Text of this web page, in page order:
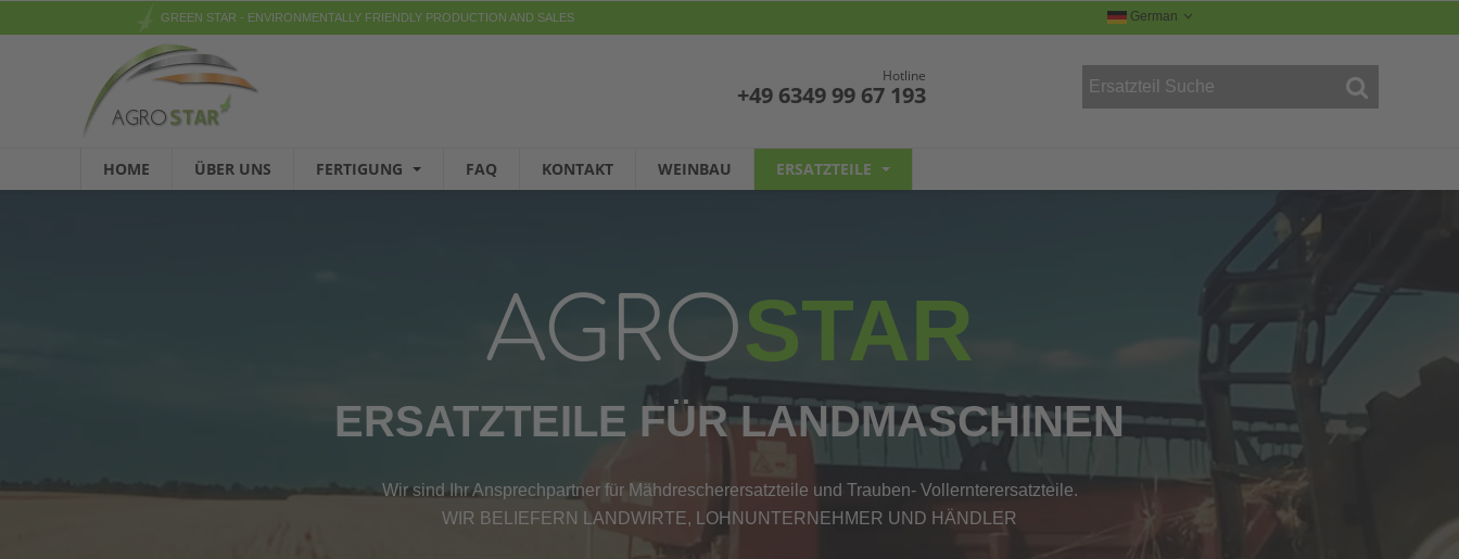
GREEN STAR - ENVIRONMENTALLY FRIENDLY PRODUCTION AND SALES German
Hotline
+49 6349 99 67 193
HOME ÜBER UNS FERTIGUNG FAQ KONTAKT WEINBAU ERSATZTEILE
AGROSTAR
ERSATZTEILE FÜR LANDMASCHINEN
Wir sind Ihr Ansprechpartner für Mähdrescherersatzteile und Trauben- Vollernterersatzteile.
WIR BELIEFERN LANDWIRTE, LOHNUNTERNEHMER UND HÄNDLER